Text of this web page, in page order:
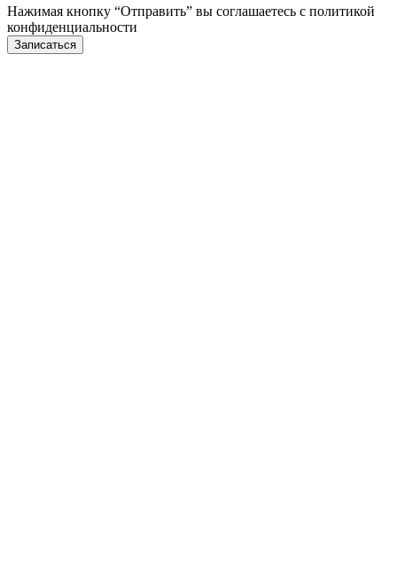
Нажимая кнопку “Отправить” вы соглашаетесь с политикой
конфиденциальности
Записаться